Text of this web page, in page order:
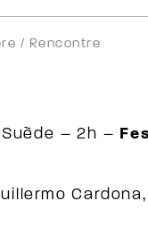
/ Rencontre
– 2h –